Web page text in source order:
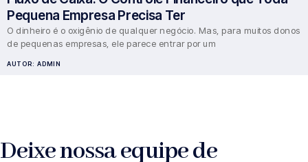
Pequena Empresa Precisa Ter
O dinheiro é o oxigênio de qualquer negócio. Mas, para muitos donos
de pequenas empresas, ele parece entrar por um
AUTOR: ADMIN
Deixe nossa equipe de